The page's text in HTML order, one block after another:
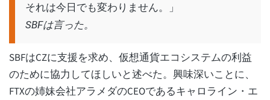
それは今日でも変わりません。」
SBFは言った。
SBFはCZに支援を求め、仮想通貨エコシステムの利益
のために協力してほしいと述べた。興味深いことに、
FTXの姉妹会社アラメダのCEOであるキャロライン・エ